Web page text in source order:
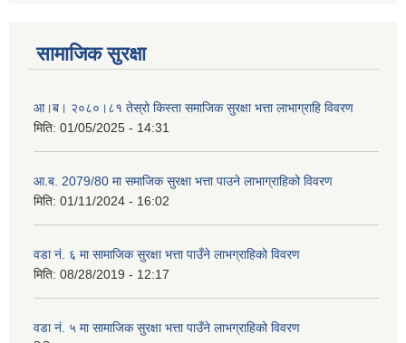
सामाजिक सुरक्षा
आ।ब। २०८०।८१ तेस्रो किस्ता समाजिक सुरक्षा भत्ता लाभाग्राहि विवरण
मिति: 01/05/2025 - 14:31
आ.ब. 2079/80 मा समाजिक सुरक्षा भत्ता पाउने लाभाग्राहिको विवरण
मिति: 01/11/2024 - 16:02
वडा नं. ६ मा सामाजिक सुरक्षा भत्ता पाउँने लाभग्राहिको विवरण
मिति: 08/28/2019 - 12:17
वडा नं. ५ मा सामाजिक सुरक्षा भत्ता पाउँने लाभग्राहिको विवरण